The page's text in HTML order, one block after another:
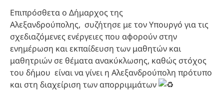
Επιπρόσθετα ο Δήμαρχος της
Αλεξανδρούπολης, συζήτησε με τον Υπουργό για τις
σχεδιαζόμενες ενέργειες που αφορούν στην
ενημέρωση και εκπαίδευση των μαθητών και
μαθητριών σε θέματα ανακύκλωσης, καθώς στόχος
του δήμου είναι να γίνει η Αλεξανδρούπολη πρότυπο
και στη διαχείριση των απορριμμάτων